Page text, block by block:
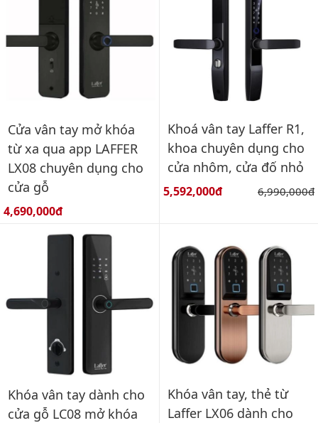
Cửa vân tay mở khóa
từ xa qua app LAFFER
LX08 chuyên dụng cho
cửa gỗ
Giá bán:
4,690,000đ
Khoá vân tay Laffer R1,
khoa chuyên dụng cho
cửa nhôm, cửa đố nhỏ
Giá bán:
5,592,000đ Giá gốc:
6,990,000đ
Khóa vân tay dành cho
cửa gỗ LC08 mở khóa
Khóa vân tay, thẻ từ
Laffer LX06 dành cho